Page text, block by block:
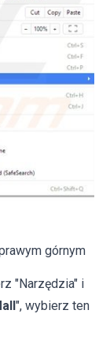
górnym
"Narzędzia" i
", wybierz ten